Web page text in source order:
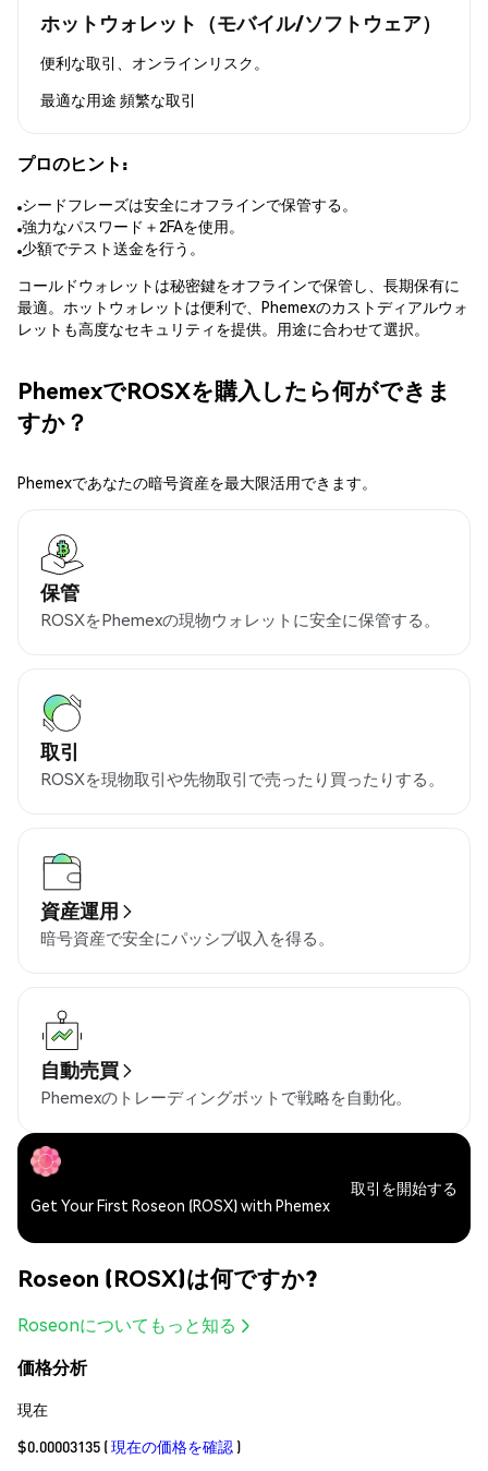
ホットウォレット（モバイル/ソフトウェア）
便利な取引、オンラインリスク。
最適な用途 頻繁な取引
プロのヒント:
シードフレーズは安全にオフラインで保管する。
強力なパスワード＋2FAを使用。
少額でテスト送金を行う。
コールドウォレットは秘密鍵をオフラインで保管し、長期保有に
最適。ホットウォレットは便利で、Phemexのカストディアルウォ
レットも高度なセキュリティを提供。用途に合わせて選択。
PhemexでROSXを購入したら何ができま
すか？
Phemexであなたの暗号資産を最大限活用できます。
保管
ROSXをPhemexの現物ウォレットに安全に保管する。
取引
ROSXを現物取引や先物取引で売ったり買ったりする。
資産運用
暗号資産で安全にパッシブ収入を得る。
自動売買
Phemexのトレーディングボットで戦略を自動化。
Get Your First Roseon (ROSX) with Phemex
取引を開始する
Roseon (ROSX)は何ですか?
Roseonについてもっと知る
価格分析
現在
$0.00003135 (現在の価格を確認 )